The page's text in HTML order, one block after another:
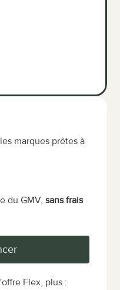
marques prêtes à
du GMV, sans frais
Flex, plus :